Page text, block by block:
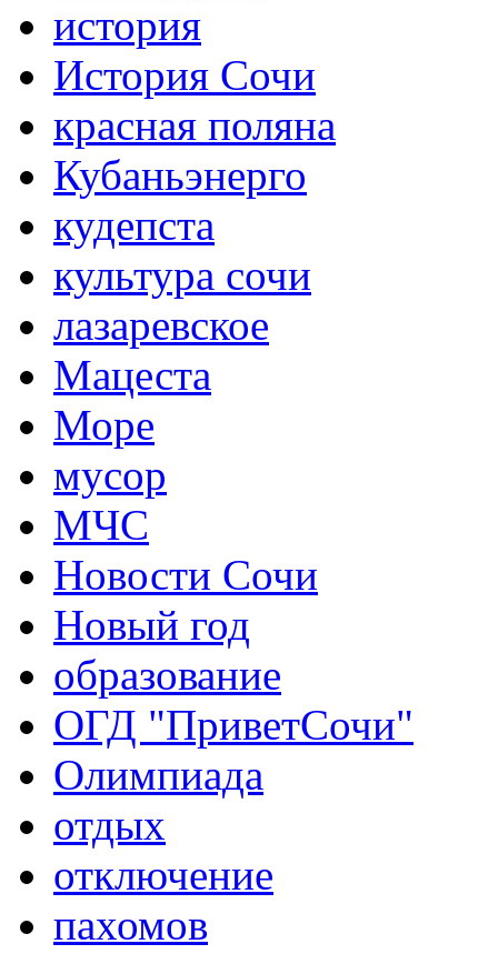
история
История Сочи
красная поляна
Кубаньэнерго
кудепста
культура сочи
лазаревское
Мацеста
Море
мусор
МЧС
Новости Сочи
Новый год
образование
ОГД "ПриветСочи"
Олимпиада
отдых
отключение
пахомов